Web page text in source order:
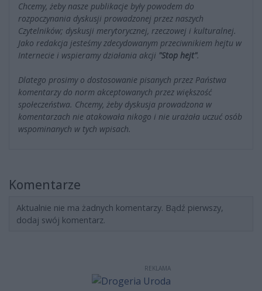
Chcemy, żeby nasze publikacje były powodem do
rozpoczynania dyskusji prowadzonej przez naszych
Czytelników; dyskusji merytorycznej, rzeczowej i kulturalnej.
Jako redakcja jesteśmy zdecydowanym przeciwnikiem hejtu w
Internecie i wspieramy działania akcji "Stop hejt".
Dlatego prosimy o dostosowanie pisanych przez Państwa
komentarzy do norm akceptowanych przez większość
społeczeństwa. Chcemy, żeby dyskusja prowadzona w
komentarzach nie atakowała nikogo i nie urażała uczuć osób
wspominanych w tych wpisach.
Komentarze
Aktualnie nie ma żadnych komentarzy. Bądź pierwszy,
dodaj swój komentarz.
REKLAMA